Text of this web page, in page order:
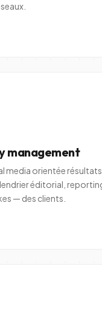
management
media orientée
éditorial,
— des clients.